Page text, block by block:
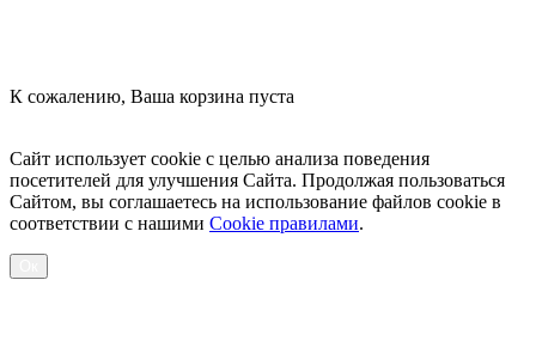
К сожалению, Ваша корзина пуста
Сайт использует cookie с целью анализа поведения
посетителей для улучшения Сайта. Продолжая пользоваться
Сайтом, вы соглашаетесь на использование файлов cookie в
соответствии с нашими Cookiе правилами.